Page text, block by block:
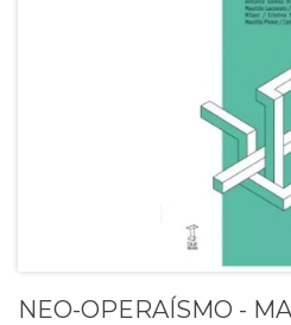
NEO-OPERAÍSMO -